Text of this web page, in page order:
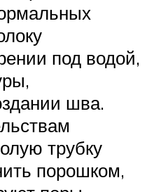
под водой,
шва.
трубку
порошком,